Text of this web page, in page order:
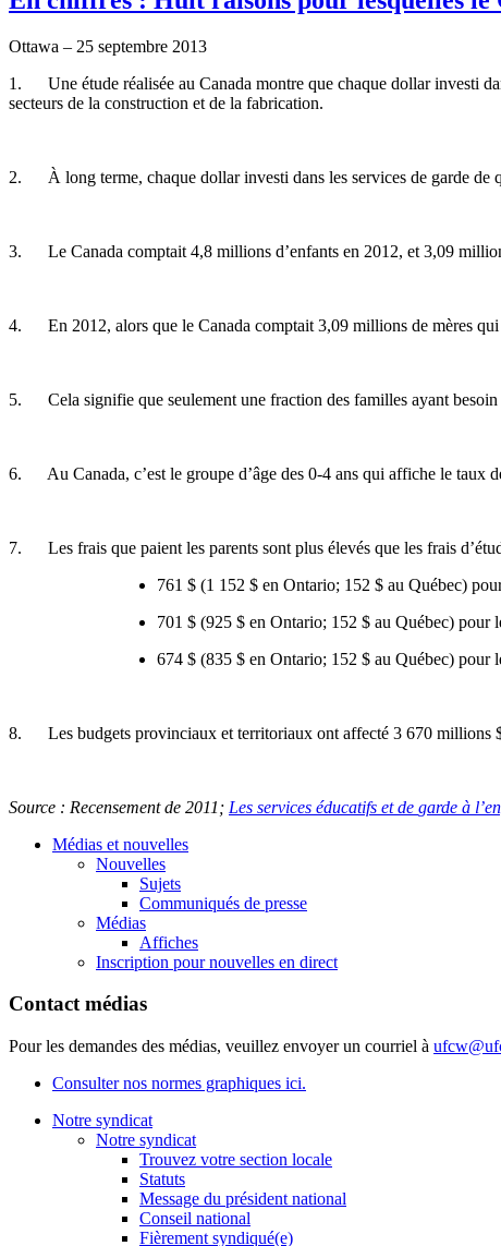
Ottawa – 25 septembre 2013
1. Une étude réalisée au Canada montre que chaque dollarinvesti
secteurs de la construction et de la fabrication.
2. À long terme, chaque dollarinvesti dans les services de garde de
3. Le Canada comptait 4,8 millions d’enfants en 2012, et 3,09
4. En 2012, alors que le Canada comptait 3,09 millions de mères qui
5. Cela signifie que seulement une fraction des familles ayant besoin
6. Au Canada, c’est le groupe d’âge des 0-4 ans qui affiche le taux
7. Les frais que paient les parents sont plus élevés que les frais
761 $ (1 152 $ en Ontario; 152 $ au Québec)
701 $ (925 $ en Ontario; 152 $ au Québec) pour
674 $ (835 $ en Ontario; 152 $ au Québec) pour
8. Les budgets provinciaux et territoriaux ont affecté 3 670 millions
Source : Recensementde 2011; Les services éducatifs et de garde à
Médias et nouvelles
Nouvelles
Sujets
Communiqués de presse
Médias
Affiches
Inscription pour nouvelles en direct
Contact médias
Pour les demandes des médias, veuillez envoyer un courriel à
Consulter nos normes graphiques ici.
Notre syndicat
Notre syndicat
Trouvez votre section locale
Statuts
Message du président national
Conseil national
Fièrement syndiqué(e)